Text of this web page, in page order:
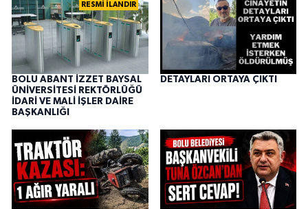
RESMİ İLANDIR
BOLU ABANT İZZET BAYSAL
ÜNİVERSİTESİ REKTÖRLÜĞÜ
İDARİ VE MALİ İŞLER DAİRE
BAŞKANLIĞI
DETAYLARI ORTAYA ÇIKTI